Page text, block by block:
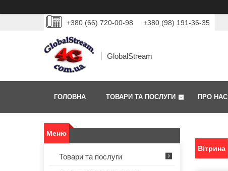
+380 (66) 720-00-98 +380 (98) 191-36-35
GlobalStream
ГОЛОВНА ТОВАРИ ТА ПОСЛУГИ ПРО НАС
Вітрина
Товари та послуги